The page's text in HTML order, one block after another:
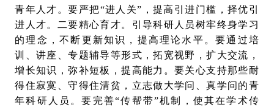
青年人才。要严把“进人关”，提高引进门槛，择优引
进人才。二要精心育才。引导科研人员树牢终身学习
的理念，不断更新知识，提高理论水平。要通过培
训、讲座、专题辅导等形式，拓宽视野，扩大交流，
增长知识，弥补短板，提高能力。要关心支持那些耐
得住寂寞、守得住清贫，立志做大学问、真学问的青
年科研人员。要完善“传帮带”机制，使其在学术传